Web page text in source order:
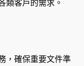
類客戶的需求。
，確保重要文件準